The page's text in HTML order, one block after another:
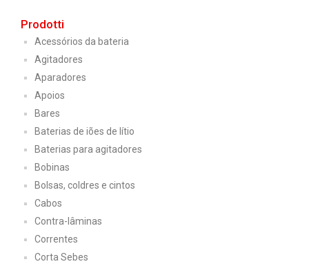
Prodotti
Acessórios da bateria
Agitadores
Aparadores
Apoios
Bares
Baterias de iões de lítio
Baterias para agitadores
Bobinas
Bolsas, coldres e cintos
Cabos
Contra-lâminas
Correntes
Corta Sebes